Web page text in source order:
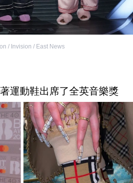
/ Invision / East News
運動鞋出席了全英音樂獎